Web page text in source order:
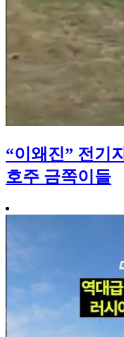
“이왜진” 전기
호주 금쪽이들